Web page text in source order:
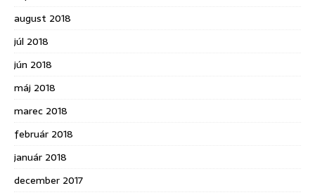
august 2018
júl 2018
jún 2018
máj 2018
marec 2018
február 2018
január 2018
december 2017